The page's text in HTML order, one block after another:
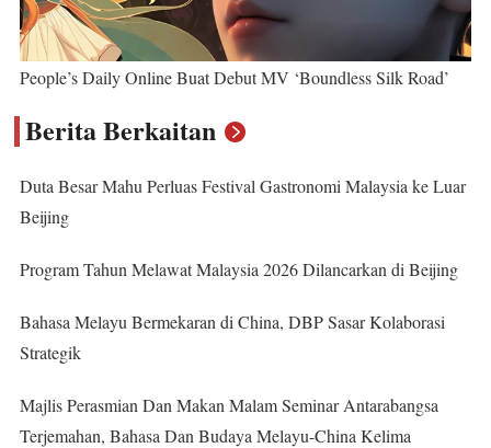
People’s Daily Online Buat Debut MV ‘Boundless Silk Road’
Berita Berkaitan
Duta Besar Mahu Perluas Festival Gastronomi Malaysia ke Luar
Beijing
Program Tahun Melawat Malaysia 2026 Dilancarkan di Beijing
Bahasa Melayu Bermekaran di China, DBP Sasar Kolaborasi
Strategik
Majlis Perasmian Dan Makan Malam Seminar Antarabangsa
Terjemahan, Bahasa Dan Budaya Melayu-China Kelima